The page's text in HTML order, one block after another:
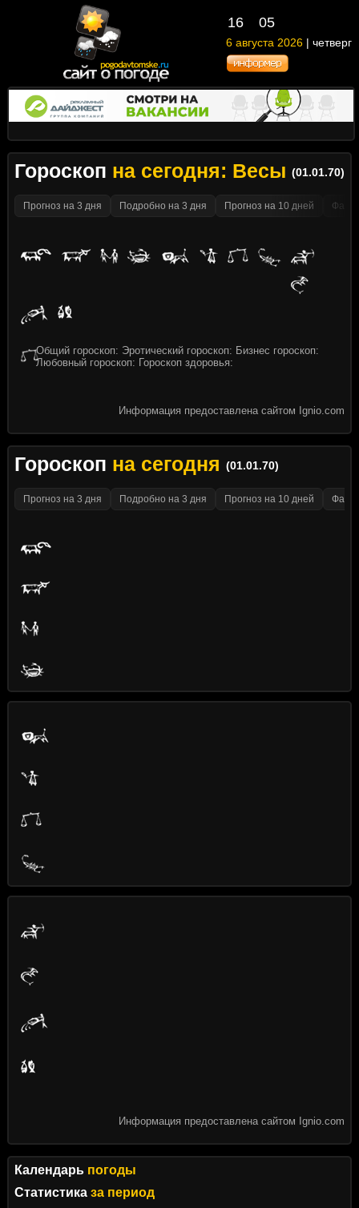
16 05
6 августа 2026 | четверг
Гороскоп на сегодня: Весы (01.01.70)
Прогноз на 3 дня Подробно на 3 дня Прогноз на 10 дней
Общий гороскоп: Эротический гороскоп: Бизнес гороскоп:
Любовный гороскоп: Гороскоп здоровья:
Информация предоставлена сайтом Ignio.com
Гороскоп на сегодня (01.01.70)
Прогноз на 3 дня Подробно на 3 дня Прогноз на 10 дней
Информация предоставлена сайтом Ignio.com
Календарь погоды
Статистика за период